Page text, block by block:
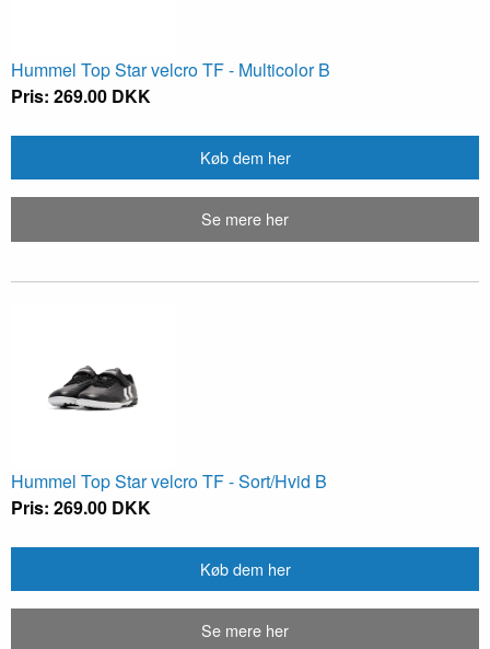
Hummel Top Star velcro TF - Multicolor B
Pris: 269.00 DKK
Køb dem her
Se mere her
Hummel Top Star velcro TF - Sort/Hvid B
Pris: 269.00 DKK
Køb dem her
Se mere her